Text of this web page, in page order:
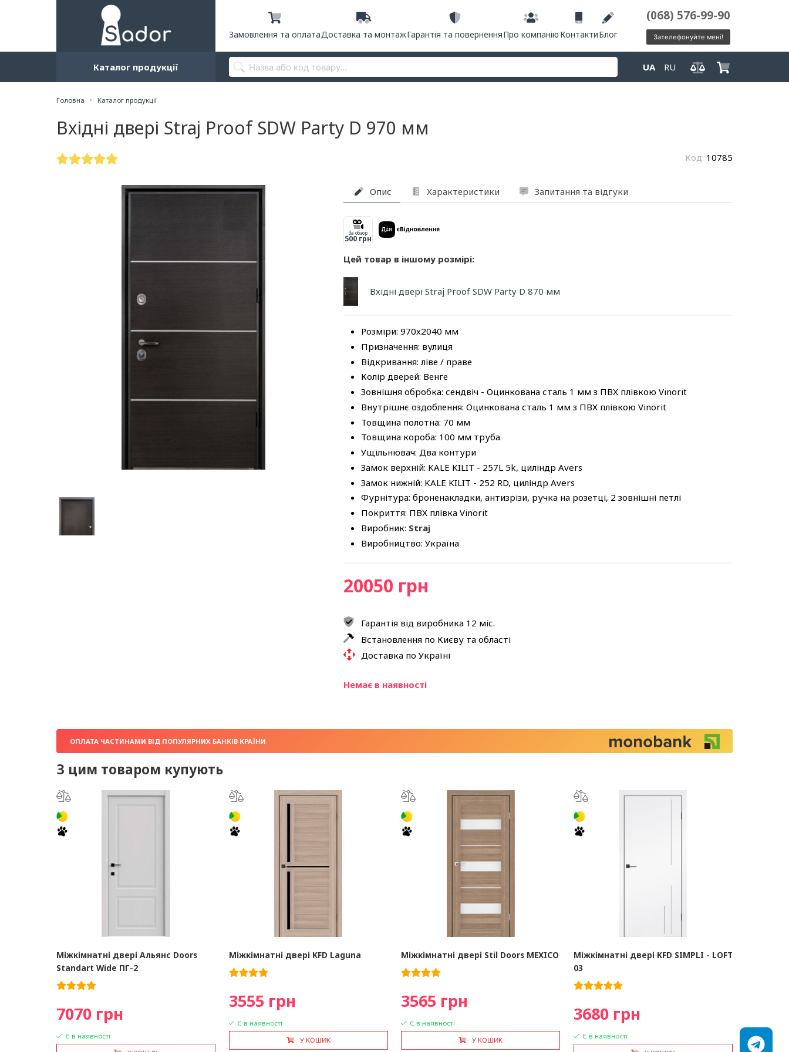
Замовлення та оплатаДоставка та монтажГарантія та поверненняПро компанію КонтактиБлог
(068) 576-99-90
Зателефонуйте мені!
Каталог продукції UA RU
Головна Каталог продукції
Вхідні двері Straj Proof SDW Party D 970 мм
Код: 10785
Опис Характеристики Запитання та відгуки
За обзор
500 грн
Цей товар в іншому розмірі:
Вхідні двері Straj Proof SDW Party D 870 мм
Розміри: 970x2040 мм
Призначення: вулиця
Відкривання: ліве / праве
Колір дверей: Венге
Зовнішня обробка: сендвіч - Оцинкована сталь 1 мм з ПВХ плівкою Vinorit
Внутрішнє оздоблення: Оцинкована сталь 1 мм з ПВХ плівкою Vinorit
Товщина полотна: 70 мм
Товщина короба: 100 мм труба
Ущільнювач: Два контури
Замок верхній: KALE KILIT - 257L 5k, циліндр Avers
Замок нижній: KALE KILIT - 252 RD, циліндр Avers
Фурнітура: броненакладки, антизрізи, ручка на розетці, 2 зовнішні петлі
Покриття: ПВХ плівка Vinorit
Виробник: Straj
Виробництво: Україна
20050 грн
Гарантія від виробника 12 міс.
Встановлення по Києву та області
Доставка по Україні
Немає в наявності
ОПЛАТА ЧАСТИНАМИ ВІД ПОПУЛЯРНИХ БАНКІВ КРАЇНИ
З цим товаром купують
Міжкімнатні двері Альянс Doors
Standart Wide ПГ-2
7070 грн
Є в наявності
Міжкімнатні двері KFD Laguna
3555 грн
Є в наявності
У КОШИК
Міжкімнатні двері Stil Doors MEXICO
3565 грн
Є в наявності
У КОШИК
Міжкімнатні двері KFD SIMPLI - LOFT
03
3680 грн
Є в наявності